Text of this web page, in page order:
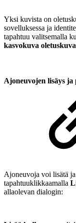
Yksi kuvista on
sovelluksessa ja
tapahtuu valitsemalla
kasvokuva
Ajoneuvojen lisäys ja
Ajoneuvoja voi lisätä
tapahtuuklikkaamalla
allaolevan dialogin: